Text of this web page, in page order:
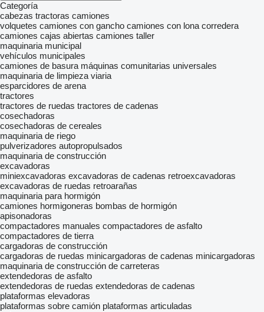
Categoría
cabezas tractoras camiones
volquetes camiones con gancho camiones con lona corredera
camiones cajas abiertas camiones taller
maquinaria municipal
vehículos municipales
camiones de basura máquinas comunitarias universales
maquinaria de limpieza viaria
esparcidores de arena
tractores
tractores de ruedas tractores de cadenas
cosechadoras
cosechadoras de cereales
maquinaria de riego
pulverizadores autopropulsados
maquinaria de construcción
excavadoras
miniexcavadoras excavadoras de cadenas retroexcavadoras
excavadoras de ruedas retroarañas
maquinaria para hormigón
camiones hormigoneras bombas de hormigón
apisonadoras
compactadores manuales compactadores de asfalto
compactadores de tierra
cargadoras de construcción
cargadoras de ruedas minicargadoras de cadenas minicargadoras
maquinaria de construcción de carreteras
extendedoras de asfalto
extendedoras de ruedas extendedoras de cadenas
plataformas elevadoras
plataformas sobre camión plataformas articuladas